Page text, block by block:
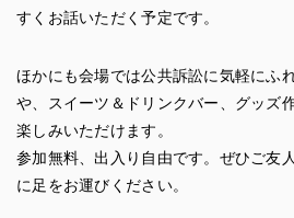
すくお話いただく予定です。
ほかにも会場では公共訴訟に気軽にふ
や、スイーツ＆ドリンクバー、グッズ
楽しみいただけます。
参加無料、出入り自由です。ぜひご友
に足をお運びください。